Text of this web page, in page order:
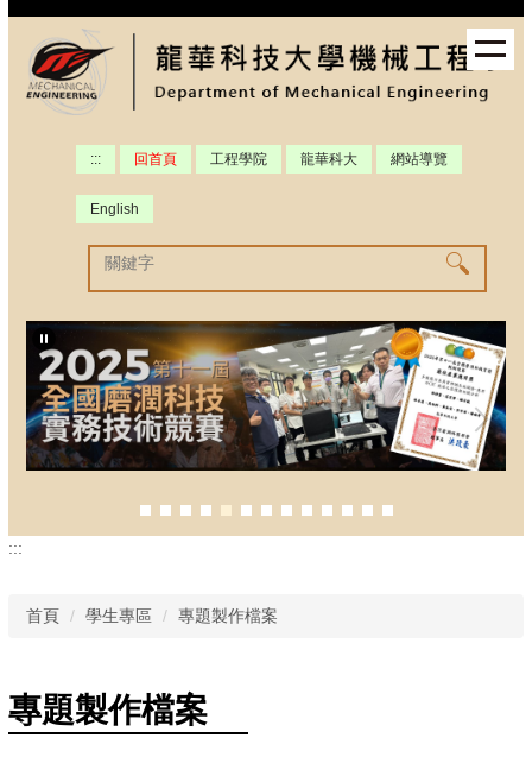
跳
要
::: 回首頁 工程學院 龍華科大 網站導覽
English
:::
首頁 學生專區 專題製作檔案
專題製作檔案